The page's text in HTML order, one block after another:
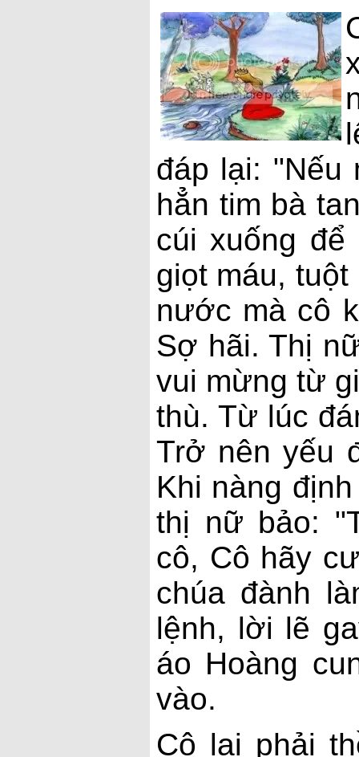
đáp lại: "Nếu
hẳn tim bà
cúi xuống
giọt máu,
nước mà cô
Sợ hãi. Thị
vui mừng từ
thù. Từ lúc
Trở nên yếu
Khi nàng
thị nữ bảo:
cô, Cô hãy
chúa đành
lệnh, lời lẽ
áo Hoàng
vào.
Cô lại phải